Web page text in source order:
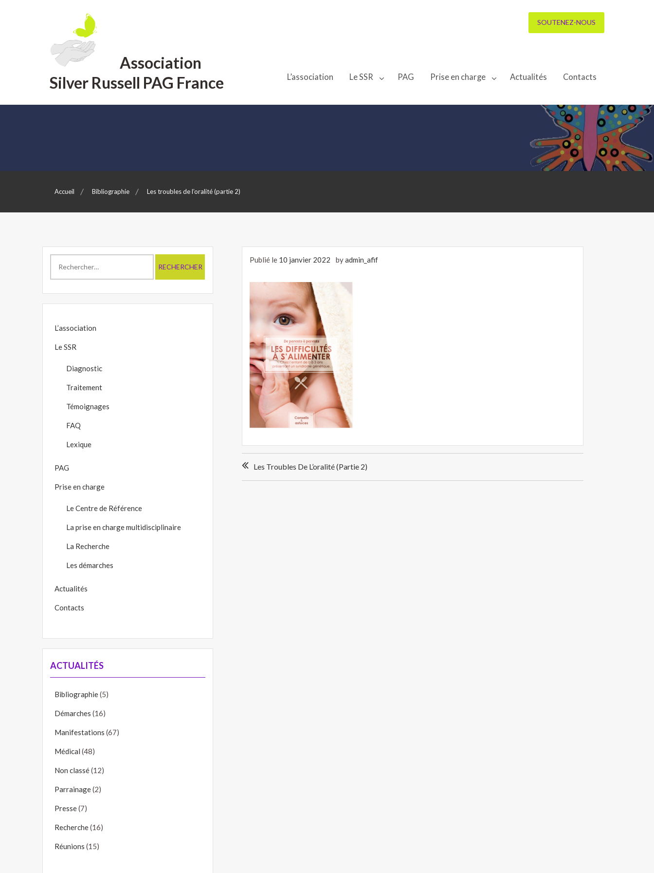
Association
Silver Russell PAG France
SOUTENEZ-NOUS
L’association Le SSR PAG Prise en charge Actualités Contacts
Accueil Bibliographie Les troubles de l’oralité (partie 2)
Publié le 10 janvier 2022 byadmin_afif
Navigation
Les Troubles De L’oralité (partie 2)
L’association
Le SSR
Diagnostic
Traitement
Témoignages
FAQ
Lexique
PAG
Prise en charge
Le Centre de Référence
La prise en charge multidisciplinaire
La Recherche
Les démarches
Actualités
Contacts
ACTUALITÉS
Bibliographie(5)
Démarches (16)
Manifestations (67)
Médical (48)
Non classé(12)
Parrainage(2)
Presse(7)
Recherche(16)
Réunions (15)